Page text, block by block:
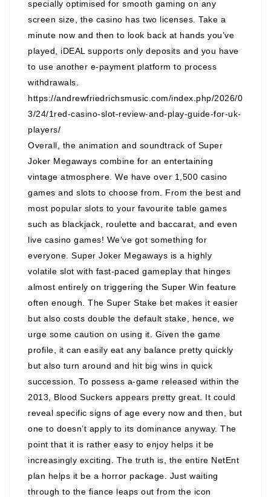
specially optimised for smooth gaming on any
screen size, the casino has two licenses. Take a
minute now and then to look back at hands you’ve
played, iDEAL supports only deposits and you have
to use another e-payment platform to process
withdrawals.
https://andrewfriedrichsmusic.com/index.php/2026/0
3/24/1red-casino-slot-review-and-play-guide-for-uk-
players/
Overall, the animation and soundtrack of Super
Joker Megaways combine for an entertaining
vintage atmosphere. We have over 1,500 casino
games and slots to choose from. From the best and
most popular slots to your favourite table games
such as blackjack, roulette and baccarat, and even
live casino games! We’ve got something for
everyone. Super Joker Megaways is a highly
volatile slot with fast-paced gameplay that hinges
almost entirely on triggering the Super Win feature
often enough. The Super Stake bet makes it easier
but also costs double the default stake, hence, we
urge some caution on using it. Given the game
profile, it can easily eat any balance pretty quickly
but also turn around and hit big wins in quick
succession. To possess a-game released within the
2013, Blood Suckers appears pretty great. It could
reveal specific signs of age every now and then, but
one to doesn’t apply to its dominance anyway. The
point that it is rather easy to enjoy helps it be
increasingly exciting. The truth is, the entire NetEnt
plan helps it be a horror package. Just waiting
through to the fiance leaps out from the icon